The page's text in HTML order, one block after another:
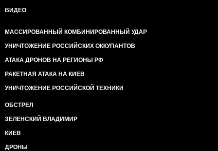
ВИДЕО
МАССИРОВАННЫЙ КОМБИНИРОВАННЫЙ УДАР
УНИЧТОЖЕНИЕ РОССИЙСКИХ ОККУПАНТОВ
АТАКА ДРОНОВ НА РЕГИОНЫ РФ
РАКЕТНАЯ АТАКА НА КИЕВ
УНИЧТОЖЕНИЕ РОССИЙСКОЙ ТЕХНИКИ
ОБСТРЕЛ
ЗЕЛЕНСКИЙ ВЛАДИМИР
КИЕВ
ДРОНЫ